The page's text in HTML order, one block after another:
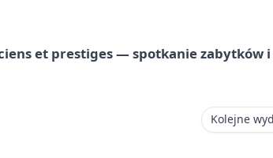
et prestiges — spotkanie zabytków
Kolejne